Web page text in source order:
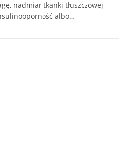
nadmiar tkanki tłuszczowej
albo…